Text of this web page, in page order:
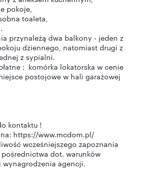
pokoje,
toaleta,
przynależą dwa balkony - jeden z
dziennego, natomiast drugi z
z sypialni.
: komórka lokatorska w cenie
postojowe w hali garażowej
kontaktu !
https://www.mcdom.pl/
wcześniejszego zapoznania
dot. warunków
wynagrodzenia agencji.